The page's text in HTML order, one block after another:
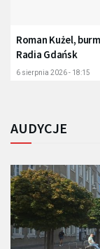
Roman Kużel,
Radia Gdańsk
6 sierpnia 2026 - 18:15
AUDYCJE